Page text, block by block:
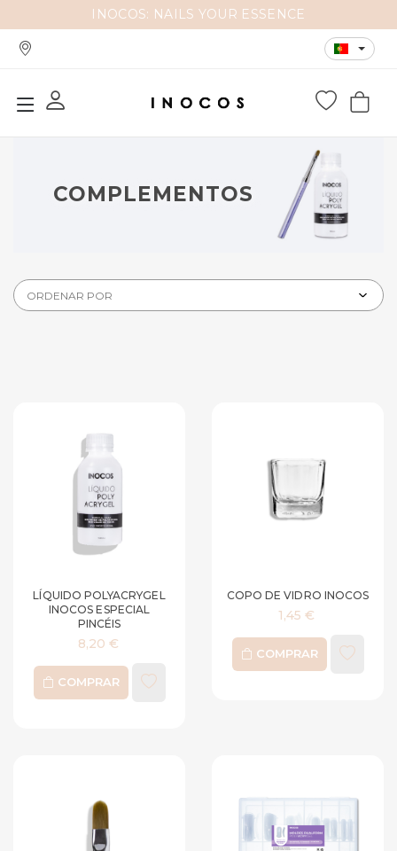
INOCOS: NAILS YOUR ESSENCE
COMPLEMENTOS
ORDENAR POR
LÍQUIDO POLYACRYGEL
INOCOS ESPECIAL
PINCÉIS
8,20 €
COMPRAR
COPO DE VIDRO INOCOS
1,45 €
COMPRAR